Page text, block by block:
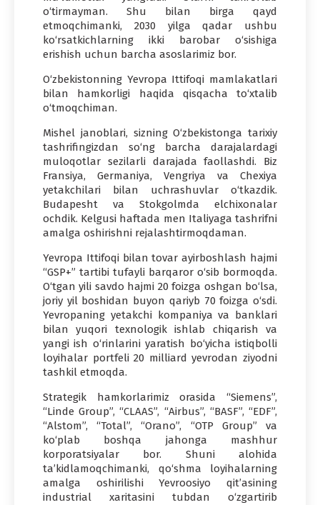
o‘tirmayman. Shu bilan birga qayd
etmoqchimanki, 2030 yilga qadar ushbu
ko‘rsatkichlarning ikki barobar o‘sishiga
erishish uchun barcha asoslarimiz bor.
O‘zbekistonning Yevropa Ittifoqi mamlakatlari
bilan hamkorligi haqida qisqacha to‘xtalib
o‘tmoqchiman.
Mishel janoblari, sizning O‘zbekistonga tarixiy
tashrifingizdan so‘ng barcha darajalardagi
muloqotlar sezilarli darajada faollashdi. Biz
Fransiya, Germaniya, Vengriya va Chexiya
yetakchilari bilan uchrashuvlar o‘tkazdik.
Budapesht va Stokgolmda elchixonalar
ochdik. Kelgusi haftada men Italiyaga tashrifni
amalga oshirishni rejalashtirmoqdaman.
Yevropa Ittifoqi bilan tovar ayirboshlash hajmi
“GSP+” tartibi tufayli barqaror o‘sib bormoqda.
O‘tgan yili savdo hajmi 20 foizga oshgan bo‘lsa,
joriy yil boshidan buyon qariyb 70 foizga o‘sdi.
Yevropaning yetakchi kompaniya va banklari
bilan yuqori texnologik ishlab chiqarish va
yangi ish o‘rinlarini yaratish bo‘yicha istiqbolli
loyihalar portfeli 20 milliard yevrodan ziyodni
tashkil etmoqda.
Strategik hamkorlarimiz orasida “Siemens”,
“Linde Group”, “CLAAS”, “Airbus”, “BASF”, “EDF”,
“Alstom”, “Total”, “Orano”, “OTP Group” va
ko‘plab boshqa jahonga mashhur
korporatsiyalar bor. Shuni alohida
ta’kidlamoqchimanki, qo‘shma loyihalarning
amalga oshirilishi Yevroosiyo qit’asining
industrial xaritasini tubdan o‘zgartirib